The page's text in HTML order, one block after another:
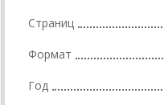
Страниц
Формат
Год